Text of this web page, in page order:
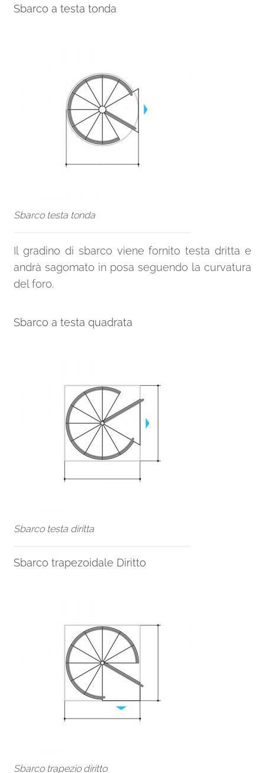
Sbarco a testa tonda
Sbarco testa tonda
Il gradino di sbarco viene fornito testa dritta e
andrà sagomato in posa seguendo la curvatura
del foro.
Sbarco a testa quadrata
Sbarco testa diritta
Sbarco trapezoidale Diritto
Sbarco trapezio diritto